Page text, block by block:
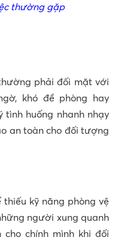
thường gặp
phải đối mặt với
khó đề phòng hay
huống nhanh nhạy
an toàn cho đối tượng
kỹ năng phòng vệ
người xung quanh
chính mình khi đối